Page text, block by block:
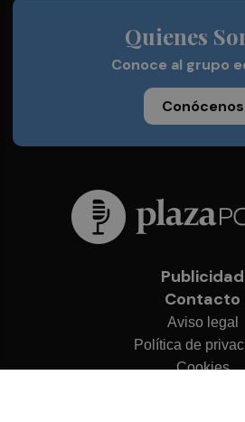
Quienes
Conoce al grupo
Conócenos
Publicidad
Contacto
Aviso legal
Política de
Cookies